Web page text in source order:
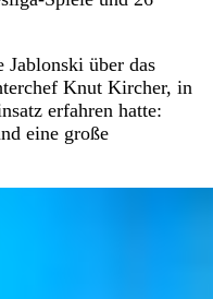
Jablonski über das
Knut Kircher, in
erfahren hatte:
eine große